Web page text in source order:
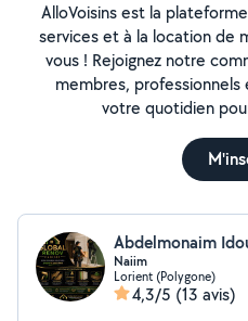
AlloVoisins est la
services et à la location de
vous ! Rejoignez notre
membres,
votre quotidien
Abdelmonaim
Naiim
Lorient (Polygone)
4,3/5 (13 avis)